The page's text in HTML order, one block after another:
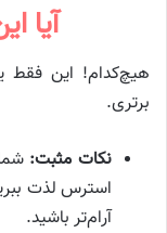
آیا
هیچ‌کدام! این
برتری.
نکات مثبت:
استرس لذت
آرام‌تر باشید.